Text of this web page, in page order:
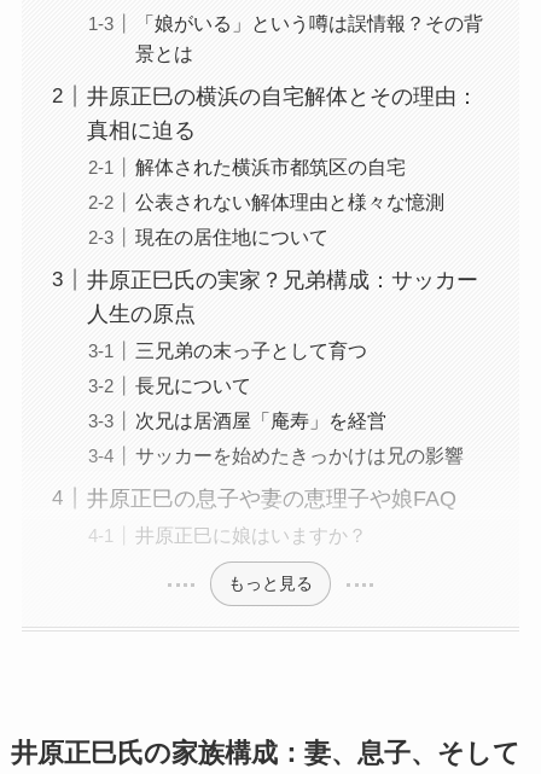
「娘がいる」という噂は誤情報？その背
景とは
井原正巳の横浜の自宅解体とその理由：
真相に迫る
解体された横浜市都筑区の自宅
公表されない解体理由と様々な憶測
現在の居住地について
井原正巳氏の実家？兄弟構成：サッカー
人生の原点
三兄弟の末っ子として育つ
長兄について
次兄は居酒屋「庵寿」を経営
サッカーを始めたきっかけは兄の影響
井原正巳の息子や妻の恵理子や娘FAQ
井原正巳に娘はいますか？
もっと見る
井原正巳氏の家族構成：妻、息子、そして